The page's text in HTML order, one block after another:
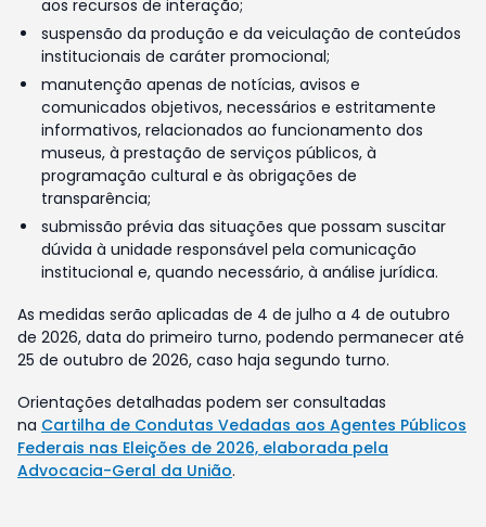
aos recursos de interação;
suspensão da produção e da veiculação de conteúdos
institucionais de caráter promocional;
manutenção apenas de notícias, avisos e
comunicados objetivos, necessários e estritamente
informativos, relacionados ao funcionamento dos
museus, à prestação de serviços públicos, à
programação cultural e às obrigações de
transparência;
submissão prévia das situações que possam suscitar
dúvida à unidade responsável pela comunicação
institucional e, quando necessário, à análise jurídica.
As medidas serão aplicadas de 4 de julho a 4 de outubro
de 2026, data do primeiro turno, podendo permanecer até
25 de outubro de 2026, caso haja segundo turno.
Orientações detalhadas podem ser consultadas
na Cartilha de Condutas Vedadas aos Agentes Públicos
Federais nas Eleições de 2026, elaborada pela
Advocacia-Geral da União.